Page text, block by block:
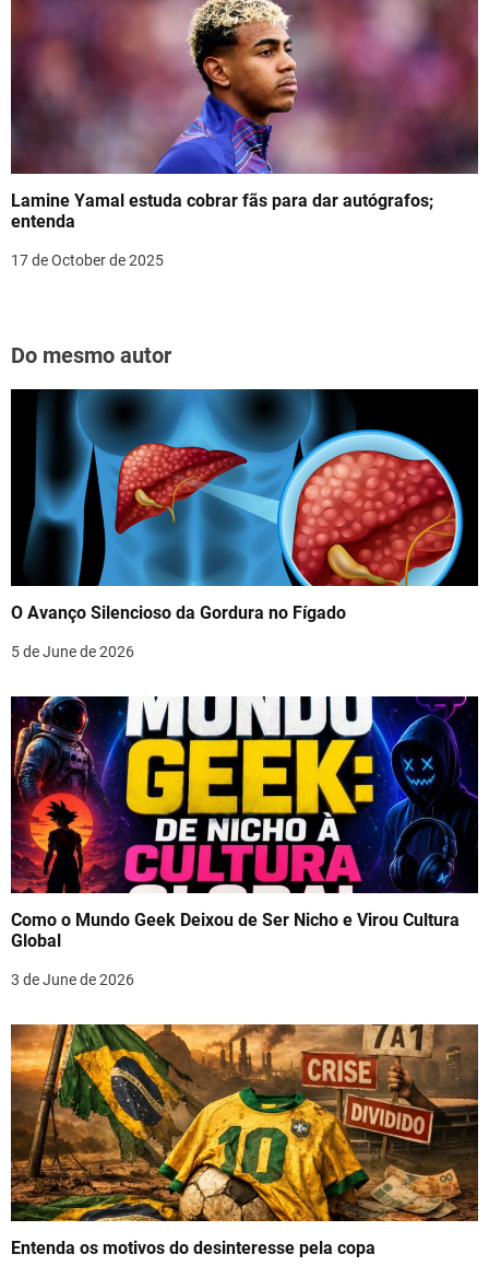
Lamine Yamal estuda cobrar fãs para dar autógrafos;
entenda
17 de October de 2025
Do mesmo autor
O Avanço Silencioso da Gordura no Fígado
5 de June de 2026
Como o Mundo Geek Deixou de Ser Nicho e Virou Cultura
Global
3 de June de 2026
Entenda os motivos do desinteresse pela copa